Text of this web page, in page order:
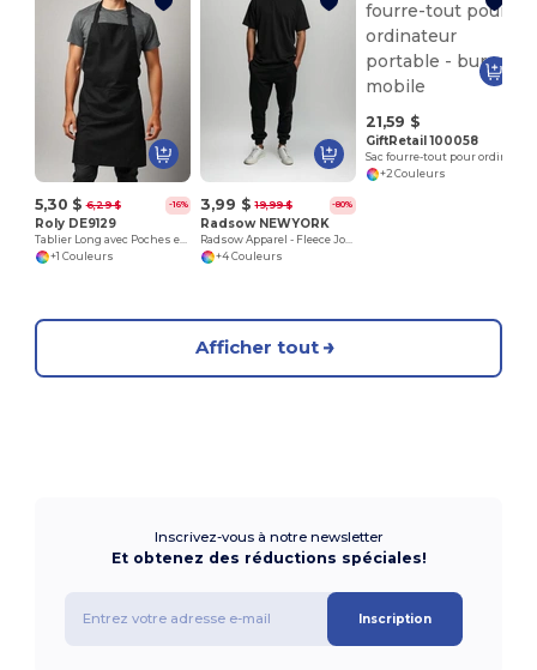
5,30 $ 6,29 $ -16%
Roly DE9129
+1 Couleurs
3,99 $ 19,99 $ -80%
Radsow NEWYORK
+4 Couleurs
21,59 $
GiftRetail 100058
+2 Couleurs
Afficher tout
Inscrivez-vous à notre newsletter
Et obtenez des réductions spéciales!
Inscription